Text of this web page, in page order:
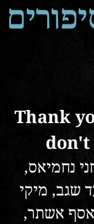
Thank
don't
נחמיאס,
שגב, מיקי
אסף אשתר,